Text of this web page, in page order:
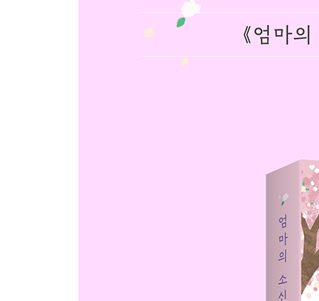
호의가 권리가 되지 않게 / 엄마의 마음 / 돕는다는
어떤 말 한마디 / 누군가의 가족 / 좋은 인맥이란 /
모범생 / 모든 엄마는 / 18살을 연기하는 31살의 김
다가오는 현실 / 노인과 바다 그리고 양육 / 늑대 아
꿈 / 공부 못하는 아이 / 그런 변호사는 없지만 / 오